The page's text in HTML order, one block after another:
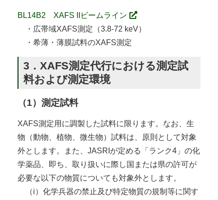
BL14B2 XAFS IIビームライン
・広帯域XAFS測定（3.8-72 keV）
・希薄・薄膜試料のXAFS測定
3．XAFS測定代行における測定試
料および測定環境
（1）測定試料
XAFS測定用に調製した試料に限ります。なお、生
物（動物、植物、微生物）試料は、原則として対象
外とします。また、JASRIが定める「ランク4」の化
学薬品、即ち、取り扱いに際し国または県の許可が
必要な以下の物質についても対象外とします。
（i）化学兵器の禁止及び特定物質の規制等に関す